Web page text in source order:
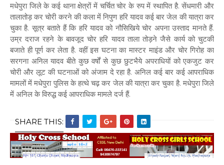
मधेपुरा जिले के कई थाना क्षेत्रों में चर्चित चोर के रुप में स्थापित है. सेंधमारी और
तालातोड़ कर चोरी करने की कला में निपुण हरि यादव कई बार जेल की यात्रा कर
चुका है. सूत्र बताते हैं कि हरि यादव को नौसिखिये चोर अपना उस्ताद मानते हैं.
उम्र दराज रहने के बावजूद चोर हरि यादव ताला तोड़ने जैसे कार्य को चुटकी
बजाते ही पूर्ण कर लेता है. वहीं इस घटना का मास्टर माइंड और चोर गिरोह का
सरगना अनिल यादव बीते कुछ वर्षों से कुछ छुटभैये अपराधियों को एकजुट कर
चोरी और लूट की घटनाओं को अंजाम दे रहा है. अनिल कई बार कई आपराधिक
मामलों में मधेपुरा पुलिस के हत्थे चढ़ कर जेल की यात्रा कर चुका है. मधेपुरा जिले
में अनिल के विरुद्ध कई आपराधिक मामले दर्ज हैं.
SHARE THIS: